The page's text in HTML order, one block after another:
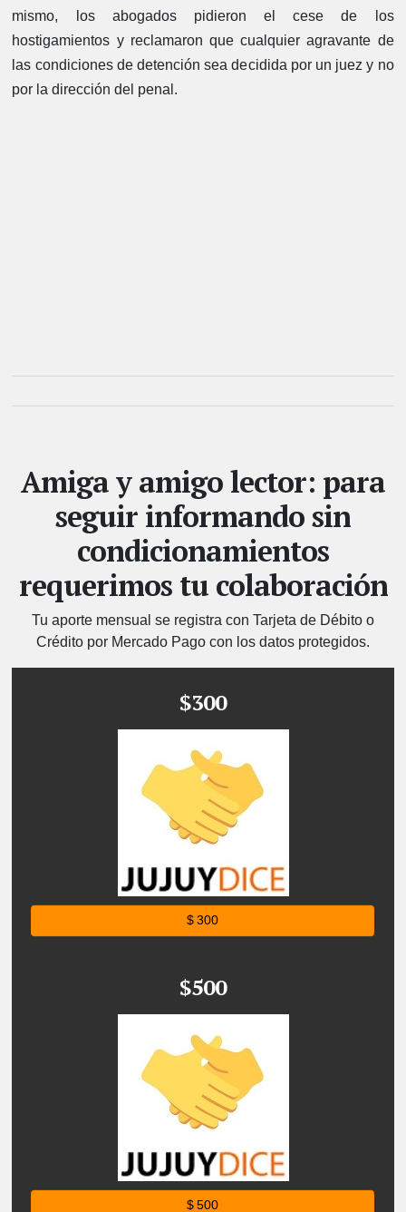
mismo, los abogados pidieron el cese de los
hostigamientos y reclamaron que cualquier agravante de
las condiciones de detención sea decidida por un juez y no
por la dirección del penal.
Amiga y amigo lector: para
seguir informando sin
condicionamientos
requerimos tu colaboración
Tu aporte mensual se registra con Tarjeta de Débito o
Crédito por Mercado Pago con los datos protegidos.
$300
$ 300
$500
$ 500